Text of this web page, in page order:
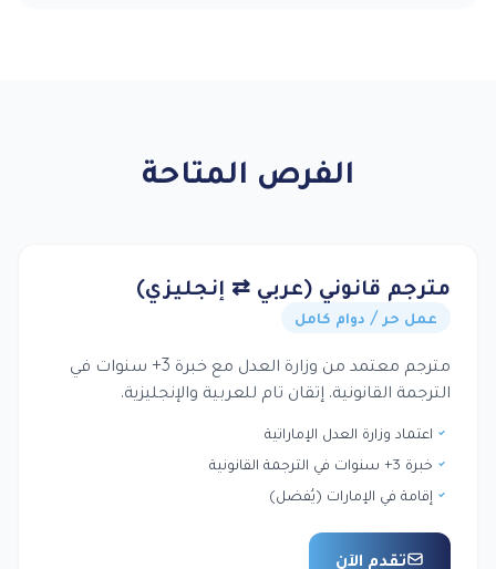
الفرص المتاحة
مترجم قانوني (عربي ⇄ إنجليزي)
عمل حر / دوام كامل
مترجم معتمد من وزارة العدل مع خبرة 3+ سنوات في
الترجمة القانونية. إتقان تام للعربية والإنجليزية.
اعتماد وزارة العدل الإماراتية
خبرة 3+ سنوات في الترجمة القانونية
إقامة في الإمارات (يُفضل)
تقدم الآن